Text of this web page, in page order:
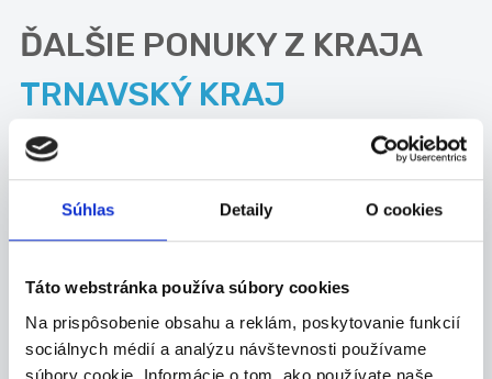
Súhlas Detaily O cookies
Táto webstránka používa súbory cookies
Na prispôsobenie obsahu a reklám, poskytovanie funkcií
sociálnych médií a analýzu návštevnosti používame
súbory cookie. Informácie o tom, ako používate naše
ĎALŠIE PONUKY Z KRAJA
TRNAVSKÝ KRAJ
27.07.2026
Test - prosím nereagujte
Test - prosím nereagujte
Dunajská Streda
Petra BUDINSKÁ II